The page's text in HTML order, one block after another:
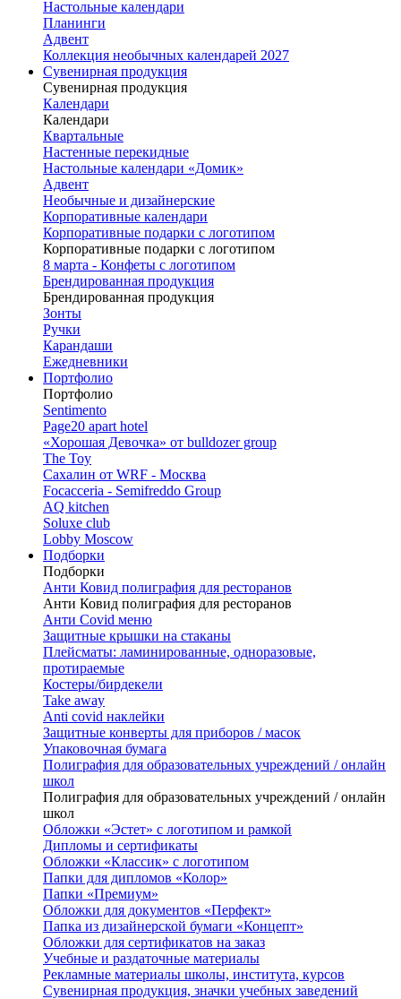
Настольные календари
Планинги
Адвент
Коллекция необычных календарей 2027
Сувенирная продукция
Сувенирная продукция
Календари
Календари
Квартальные
Настенные перекидные
Настольные календари «Домик»
Адвент
Необычные и дизайнерские
Корпоративные календари
Корпоративные подарки с логотипом
Корпоративные подарки с логотипом
8 марта - Конфеты с логотипом
Брендированная продукция
Брендированная продукция
Зонты
Ручки
Карандаши
Ежедневники
Портфолио
Портфолио
Sentimento
Page20 apart hotel
«Хорошая Девочка» от bulldozer group
The Toy
Сахалин от WRF - Москва
Focacceria - Semifreddo Group
AQ kitchen
Soluxe club
Lobby Moscow
Подборки
Подборки
Анти Ковид полиграфия для ресторанов
Анти Ковид полиграфия для ресторанов
Анти Covid меню
Защитные крышки на стаканы
Плейсматы: ламинированные, одноразовые,
протираемые
Костеры/бирдекели
Take away
Anti covid наклейки
Защитные конверты для приборов / масок
Упаковочная бумага
Полиграфия для образовательных учреждений / онлайн
школ
Полиграфия для образовательных учреждений / онлайн
школ
Обложки «Эстет» с логотипом и рамкой
Дипломы и сертификаты
Обложки «Классик» с логотипом
Папки для дипломов «Колор»
Папки «Премиум»
Обложки для документов «Перфект»
Папка из дизайнерской бумаги «Концепт»
Обложки для сертификатов на заказ
Учебные и раздаточные материалы
Рекламные материалы школы, института, курсов
Сувенирная продукция, значки учебных заведений